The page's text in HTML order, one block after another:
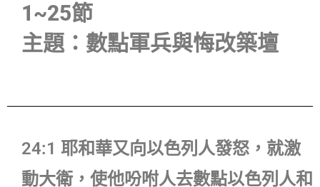
1~25節
主題：數點軍兵與悔改築壇
24:1 耶和華又向以色列人發怒，就激
動大衛，使他吩咐人去數點以色列人和